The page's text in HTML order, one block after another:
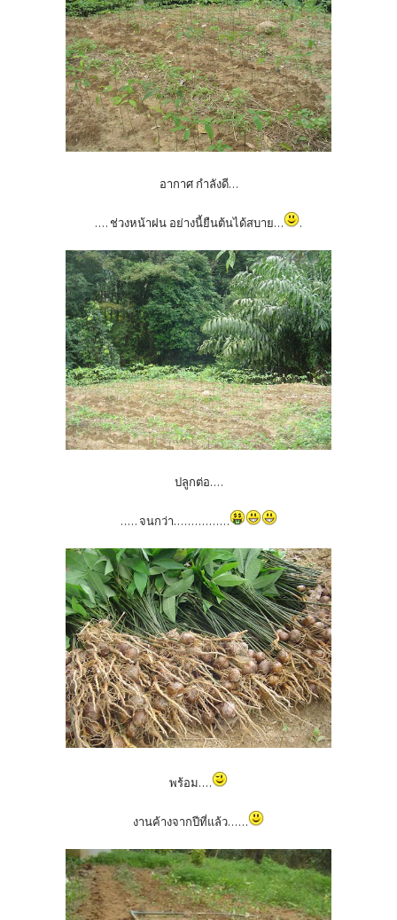
อากาศ กำลังดี...
.... ช่วงหน้าฝน อย่างนี้ยืนต้นได้สบาย... .
ปลูกต่อ....
..... จนกว่า................
พร้อม....
งานค้างจากปีที่แล้ว......